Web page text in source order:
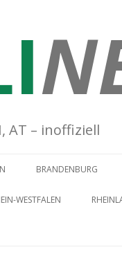
AT – inoffiziell
BRANDENBURG
WESTFALEN